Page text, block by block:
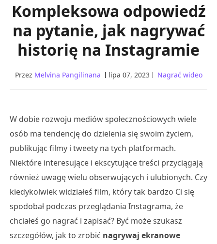
Kompleksowa odpowiedź
na pytanie, jak nagrywać
historię na Instagramie
Przez Melvina Pangilinana lipa 07, 2023 Nagrać wideo
W dobie rozwoju mediów społecznościowych wiele
osób ma tendencję do dzielenia się swoim życiem,
publikując filmy i tweety na tych platformach.
Niektóre interesujące i ekscytujące treści przyciągają
również uwagę wielu obserwujących i ulubionych. Czy
kiedykolwiek widziałeś film, który tak bardzo Ci się
spodobał podczas przeglądania Instagrama, że
chciałeś go nagrać i zapisać? Być może szukasz
szczegółów, jak to zrobić nagrywaj ekranowe